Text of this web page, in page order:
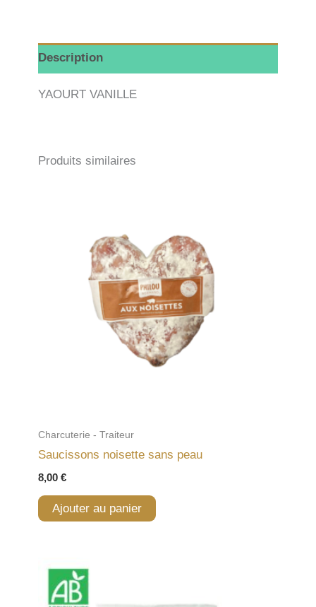
Description
YAOURT VANILLE
Produits similaires
Charcuterie - Traiteur
Saucissons noisette sans peau
8,00 €
Ajouter au panier